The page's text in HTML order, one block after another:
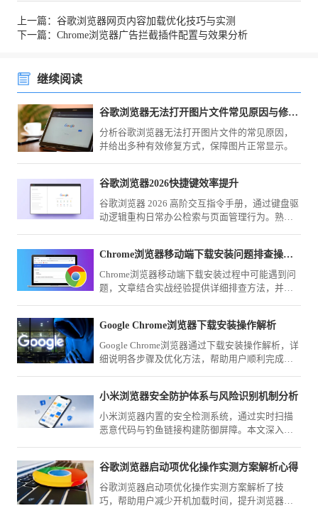
上一篇：谷歌浏览器网页内容加载优化技巧与实测
下一篇：Chrome浏览器广告拦截插件配置与效果分析
继续阅读
谷歌浏览器无法打开图片文件常见原因与修复方式
分析谷歌浏览器无法打开图片文件的常见原因，
并给出多种有效修复方式，保障图片正常显示。
谷歌浏览器2026快捷键效率提升
谷歌浏览器 2026 高阶交互指令手册，通过键盘驱
动逻辑重构日常办公检索与页面管理行为。熟练
Chrome浏览器移动端下载安装问题排查操作经验教程
Chrome浏览器移动端下载安装过程中可能遇到问
题，文章结合实战经验提供详细排查方法，并分
Google Chrome浏览器下载安装操作解析
Google Chrome浏览器通过下载安装操作解析，详
细说明各步骤及优化方法，帮助用户顺利完成安
小米浏览器安全防护体系与风险识别机制分析
小米浏览器内置的安全检测系统，通过实时扫描
恶意代码与钓鱼链接构建防御屏障。本文深入解
谷歌浏览器启动项优化操作实测方案解析心得
谷歌浏览器启动项优化操作实测方案解析了技
巧，帮助用户减少开机加载时间，提升浏览器运